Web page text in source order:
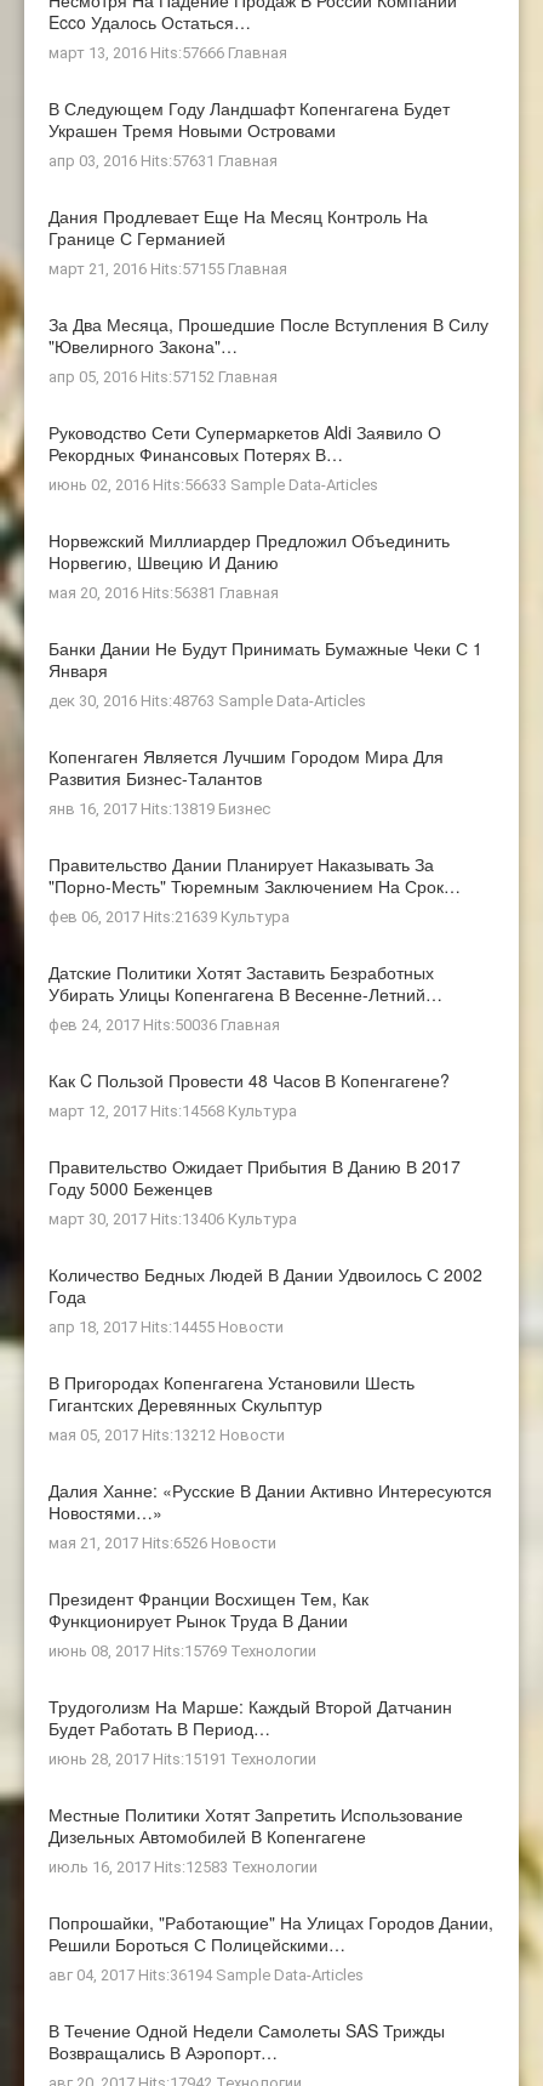
Ecco Удалось Остаться…
март 13, 2016 Hits:57666 Главная
В Следующем Году Ландшафт Копенгагена Будет
Украшен Тремя Новыми Островами
апр 03, 2016 Hits:57631 Главная
Дания Продлевает Еще На Месяц Контроль На
Границе С Германией
март 21, 2016 Hits:57155 Главная
За Два Месяца, Прошедшие После Вступления В Силу
"ювелирного Закона"…
апр 05, 2016 Hits:57152 Главная
Руководство Сети Супермаркетов Aldi Заявило О
Рекордных Финансовых Потерях В…
июнь 02, 2016 Hits:56633 Sample Data-Articles
Норвежский Миллиардер Предложил Объединить
Норвегию, Швецию И Данию
мая 20, 2016 Hits:56381 Главная
Банки Дании Не Будут Принимать Бумажные Чеки С 1
Января
дек 30, 2016 Hits:48763 Sample Data-Articles
Копенгаген Является Лучшим Городом Мира Для
Развития Бизнес-Талантов
янв 16, 2017 Hits:13819 Бизнес
Правительство Дании Планирует Наказывать За
"порно-Месть" Тюремным Заключением На Срок…
фев 06, 2017 Hits:21639 Культура
Датские Политики Хотят Заставить Безработных
Убирать Улицы Копенгагена В Весенне-Летний…
фев 24, 2017 Hits:50036 Главная
Как C Пользой Провести 48 Часов В Копенгагене?
март 12, 2017 Hits:14568 Культура
Правительство Ожидает Прибытия В Данию В 2017
Году 5000 Беженцев
март 30, 2017 Hits:13406 Культура
Количество Бедных Людей В Дании Удвоилось С 2002
Года
апр 18, 2017 Hits:14455 Новости
В Пригородах Копенгагена Установили Шесть
Гигантских Деревянных Скульптур
мая 05, 2017 Hits:13212 Новости
Далия Ханне: «Русские В Дании Активно Интересуются
Новостями…»
мая 21, 2017 Hits:6526 Новости
Президент Франции Восхищен Тем, Как
Функционирует Рынок Труда В Дании
июнь 08, 2017 Hits:15769 Технологии
Трудоголизм На Марше: Каждый Второй Датчанин
Будет Работать В Период…
июнь 28, 2017 Hits:15191 Технологии
Местные Политики Хотят Запретить Использование
Дизельных Автомобилей В Копенгагене
июль 16, 2017 Hits:12583 Технологии
Попрошайки, "работающие" На Улицах Городов Дании,
Решили Бороться С Полицейскими…
авг 04, 2017 Hits:36194 Sample Data-Articles
В Течение Одной Недели Самолеты SAS Трижды
Возвращались В Аэропорт…